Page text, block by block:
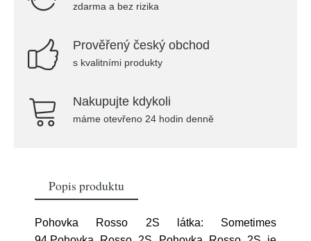
zdarma a bez rizika
Prověřený český obchod
s kvalitními produkty
Nakupujte kdykoli
máme otevřeno 24 hodin denně
Popis produktu
Pohovka Rosso 2S látka: Sometimes